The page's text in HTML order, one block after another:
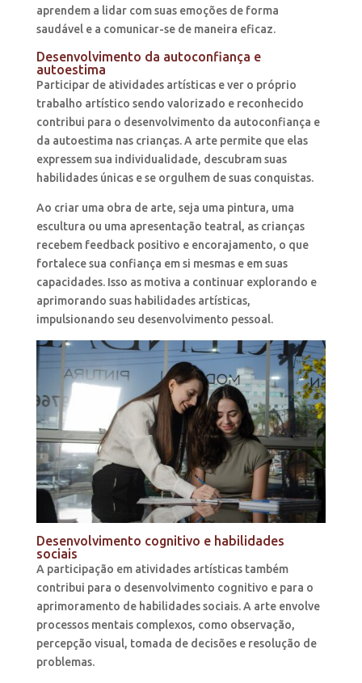
aprendem a lidar com suas emoções de forma
saudável e a comunicar-se de maneira eficaz.
Desenvolvimento da autoconfiança e
autoestima
Participar de atividades artísticas e ver o próprio
trabalho artístico sendo valorizado e reconhecido
contribui para o desenvolvimento da autoconfiança e
da autoestima nas crianças. A arte permite que elas
expressem sua individualidade, descubram suas
habilidades únicas e se orgulhem de suas conquistas.
Ao criar uma obra de arte, seja uma pintura, uma
escultura ou uma apresentação teatral, as crianças
recebem feedback positivo e encorajamento, o que
fortalece sua confiança em si mesmas e em suas
capacidades. Isso as motiva a continuar explorando e
aprimorando suas habilidades artísticas,
impulsionando seu desenvolvimento pessoal.
Desenvolvimento cognitivo e habilidades
sociais
A participação em atividades artísticas também
contribui para o desenvolvimento cognitivo e para o
aprimoramento de habilidades sociais. A arte envolve
processos mentais complexos, como observação,
percepção visual, tomada de decisões e resolução de
problemas.